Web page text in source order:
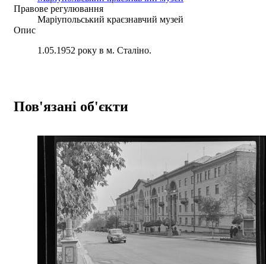
Правове регулювання
Маріупольський краєзнавчий музей
Опис
1.05.1952 року в м. Сталіно.
Пов'язані об'єкти